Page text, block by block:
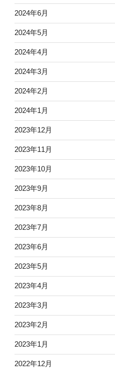
2024年6月
2024年5月
2024年4月
2024年3月
2024年2月
2024年1月
2023年12月
2023年11月
2023年10月
2023年9月
2023年8月
2023年7月
2023年6月
2023年5月
2023年4月
2023年3月
2023年2月
2023年1月
2022年12月